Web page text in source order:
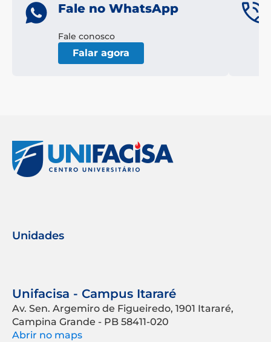
Fale no WhatsApp
Fale conosco
Falar agora
Unidades
Unifacisa - Campus Itararé
Av. Sen. Argemiro de Figueiredo, 1901 Itararé,
Campina Grande - PB 58411-020
Abrir no maps